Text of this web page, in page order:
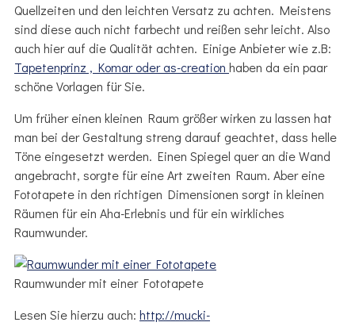
Quellzeiten und den leichten Versatz zu achten. Meistens
sind diese auch nicht farbecht und reißen sehr leicht. Also
auch hier auf die Qualität achten. Einige Anbieter wie z.B:
Tapetenprinz , Komar oderas-creation haben da ein paar
schöne Vorlagen für Sie.
Um früher einen kleinen Raum größer wirken zu lassen hat
man bei der Gestaltung streng darauf geachtet, dass helle
Töne eingesetzt werden. Einen Spiegel quer an die Wand
angebracht, sorgte für eine Art zweiten Raum. Aber eine
Fototapete in den richtigen Dimensionen sorgt in kleinen
Räumen für ein Aha-Erlebnis und für ein wirkliches
Raumwunder.
Raumwunder mit einer Fototapete
Lesen Sie hierzu auch: http://mucki-